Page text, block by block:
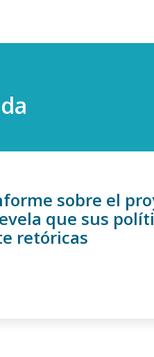
sobre el
que sus
retóricas